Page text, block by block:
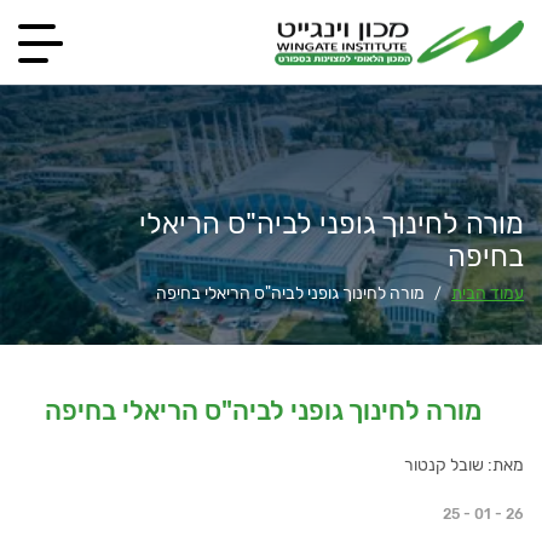
מורה לחינוך גופני לביה"ס הריאלי
בחיפה
עמוד הבית / מורה לחינוך גופני לביה"ס הריאלי בחיפה
מורה לחינוך גופני לביה"ס הריאלי בחיפה
מאת: שובל קנטור
25 - 01 - 26